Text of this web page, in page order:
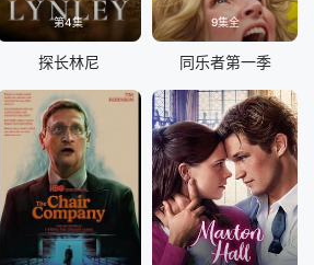
第4集
探长林尼
9集全
同乐者第一季